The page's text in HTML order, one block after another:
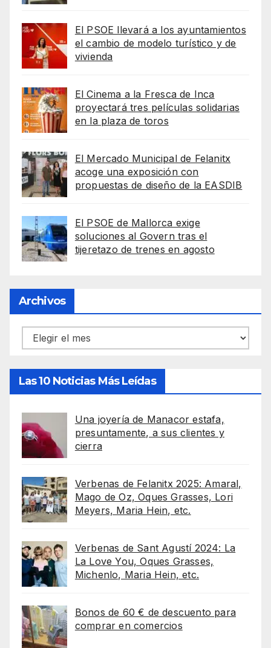
El PSOE llevará a los ayuntamientos
el cambio de modelo turístico y de
vivienda
El Cinema a la Fresca de Inca
proyectará tres películas solidarias
en la plaza de toros
El Mercado Municipal de Felanitx
acoge una exposición con
propuestas de diseño de la EASDIB
El PSOE de Mallorca exige
soluciones al Govern tras el
tijeretazo de trenes en agosto
Archivos
Archivos
Las 10 Noticias Más Leídas
Una joyería de Manacor estafa,
presuntamente, a sus clientes y
cierra
Verbenas de Felanitx 2025: Amaral,
Mago de Oz, Oques Grasses, Lori
Meyers, Maria Hein, etc.
Verbenas de Sant Agustí 2024: La
La Love You, Oques Grasses,
Michenlo, Maria Hein, etc.
Bonos de 60 € de descuento para
comprar en comercios